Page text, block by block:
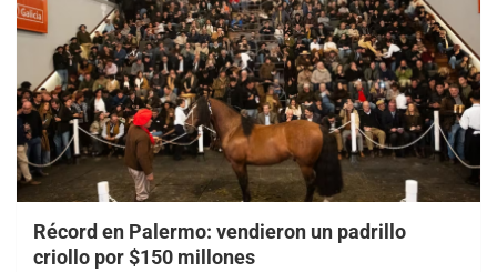
Récord en Palermo: vendieron un padrillo
criollo por $150 millones